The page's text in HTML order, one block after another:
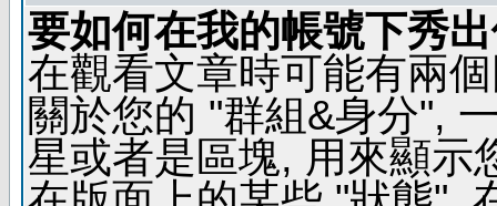
要如何在我的帳號下秀
在觀看文章時可能有兩
關於您的 "群組&身分",
星或者是區塊, 用來顯示